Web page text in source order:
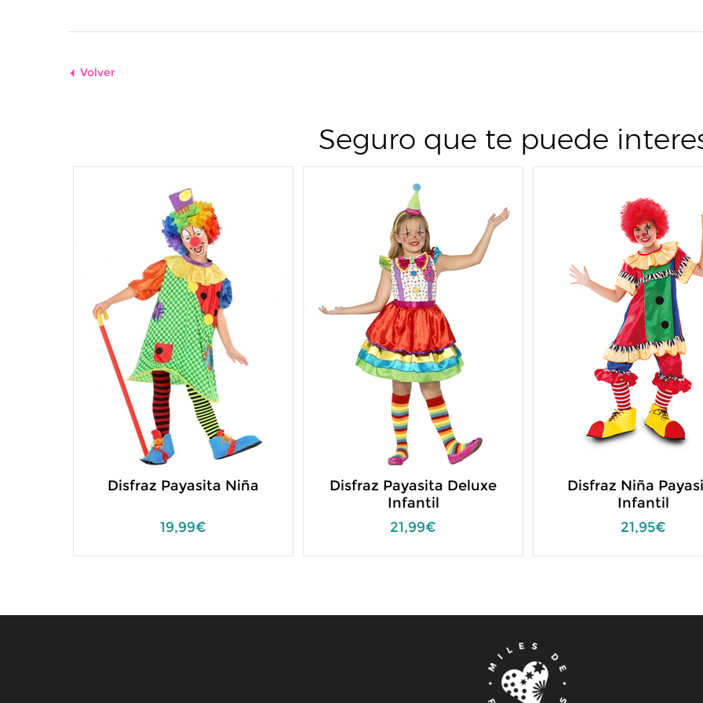
Volver
Seguro que te puede
Disfraz Payasita Niña
19,99€
Disfraz Payasita Deluxe
Infantil
21,99€
Disfraz Niña
Infantil
21,95€